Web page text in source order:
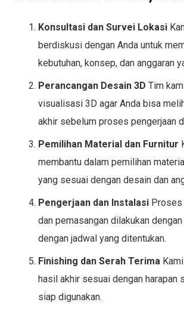
Konsultasi dan Survei Lokasi
berdiskusi dengan Anda untuk
kebutuhan, konsep, dan anggaran
Perancangan Desain 3D Tim
visualisasi 3D agar Anda bisa
akhir sebelum proses pengerjaan
Pemilihan Material dan Furnitur
membantu dalam pemilihan
yang sesuai dengan desain dan
Pengerjaan dan Instalasi Proses
dan pemasangan dilakukan
dengan jadwal yang ditentukan.
Finishing dan Serah Terima
hasil akhir sesuai dengan harapan
siap digunakan.